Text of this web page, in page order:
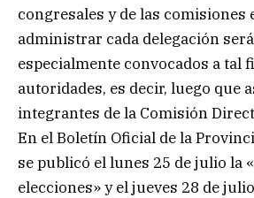
congresales y de las comisiones
administrar cada delegación
especialmente convocados a tal
autoridades, es decir, luego que
integrantes de la Comisión
En el Boletín Oficial de la
se publicó el lunes 25 de julio la
elecciones» y el jueves 28 de